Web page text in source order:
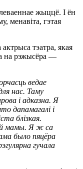
жыццё. І ён
менавіта, гэтая
тэатра, якая
на рэжысёра —
ведае
нас. Таму
і адказна. Я
дапамагалі і
блізкая.
мамы. Я ж са
было пяцёра
гучала